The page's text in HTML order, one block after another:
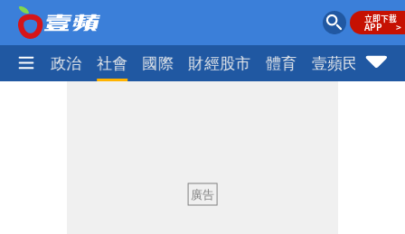
生活 政治 社會 國際 財經股市 體育 壹蘋民調
藍昔狂譙擋疫苗 慈濟真變「世紀大騙